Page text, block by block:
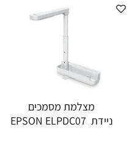
מצלמת מסמכים
ניידת EPSON ELPDC07‎